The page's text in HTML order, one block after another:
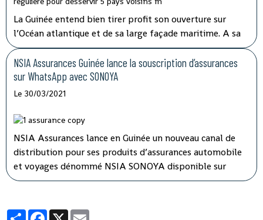
La Guinée entend bien tirer profit son ouverture sur
l’Océan atlantique et de sa large façade maritime. A sa
prise de fonction en juin 2020, la nouvelle direction de
Société navale Guinéenne (SNG) annonçait le
développement d’une véritable politique de transport
maritime tout en consolidant les acquis.
NSIA Assurances Guinée lance la souscription d’assurances
sur WhatsApp avec SONOYA
Le 30/03/2021
NSIA Assurances lance en Guinée un nouveau canal de
distribution pour ses produits d’assurances automobile
et voyages dénommé NSIA SONOYA disponible sur
WhatsApp. En recourant par messages à la souscription
leurs contrats d’assurances directement chez eux.
PartagerFacebook
X